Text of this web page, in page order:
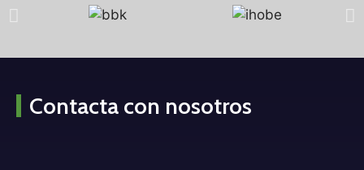
Contacta con nosotros